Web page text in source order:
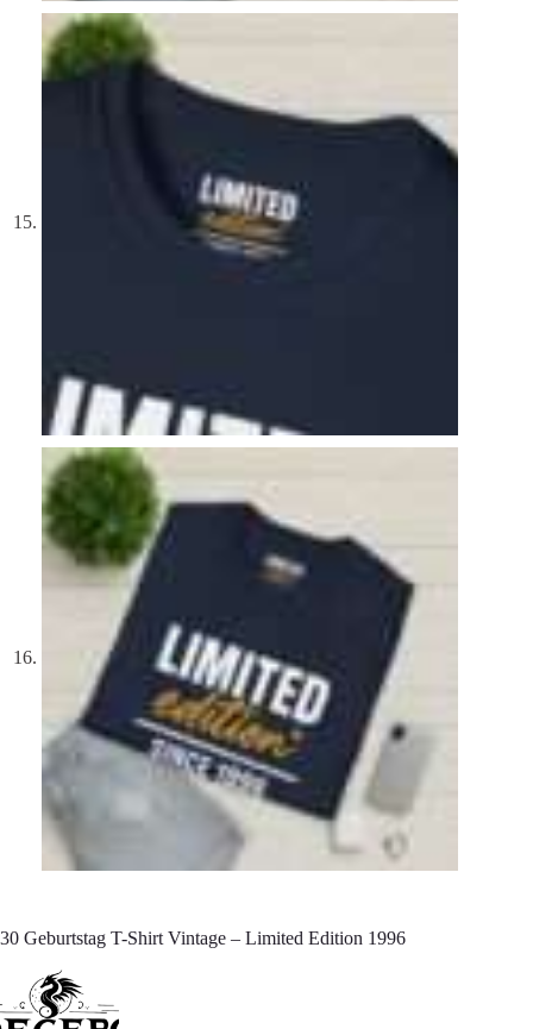
30 Geburtstag T-Shirt Vintage – Limited Edition 1996